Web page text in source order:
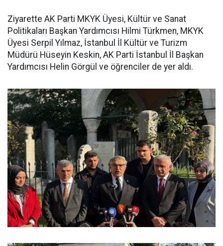
Ziyarette AK Parti MKYK Üyesi, Kültür ve Sanat
Politikaları Başkan Yardımcısı Hilmi Türkmen, MKYK
Üyesi Serpil Yılmaz, İstanbul İl Kültür ve Turizm
Müdürü Hüseyin Keskin, AK Parti İstanbul İl Başkan
Yardımcısı Helin Görgül ve öğrenciler de yer aldı.